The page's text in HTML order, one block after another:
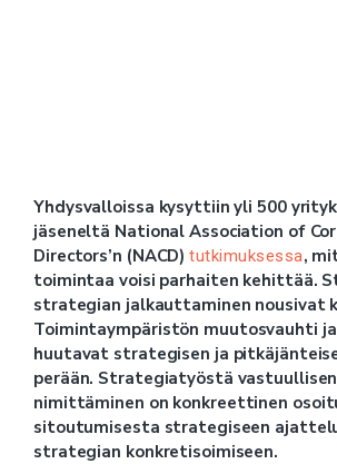
Yhdysvalloissa kysyttiin yli 500
jäseneltä National Association of
Directors’n (NACD)tutkimuksessa,
toimintaa voisi parhaiten kehittää.
strategian jalkauttaminen nousivat
Toimintaympäristön muutosvauhti
huutavat strategisen ja
perään. Strategiatyöstä
nimittäminen on konkreettinen
sitoutumisesta strategiseen
strategian konkretisoimiseen.